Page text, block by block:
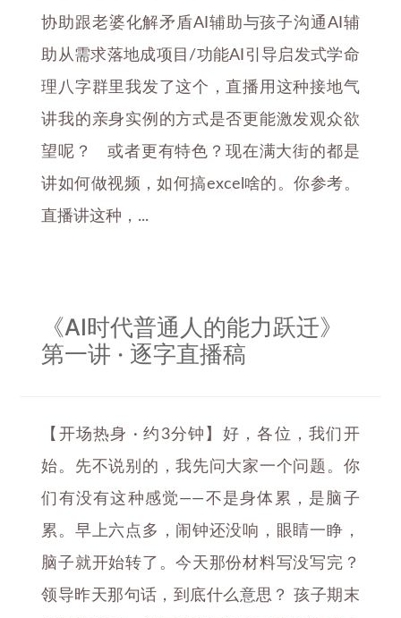
协助跟老婆化解矛盾AI辅助与孩子沟通AI辅
助从需求落地成项目/功能AI引导启发式学命
理八字群里我发了这个，直播用这种接地气
讲我的亲身实例的方式是否更能激发观众欲
望呢？ 或者更有特色？现在满大街的都是
讲如何做视频，如何搞excel啥的。你参考。
直播讲这种，...
《AI时代普通人的能力跃迁》
第一讲 · 逐字直播稿
【开场热身 · 约3分钟】好，各位，我们开
始。先不说别的，我先问大家一个问题。你
们有没有这种感觉——不是身体累，是脑子
累。早上六点多，闹钟还没响，眼睛一睁，
脑子就开始转了。今天那份材料写没写完？
领导昨天那句话，到底什么意思？ 孩子期末